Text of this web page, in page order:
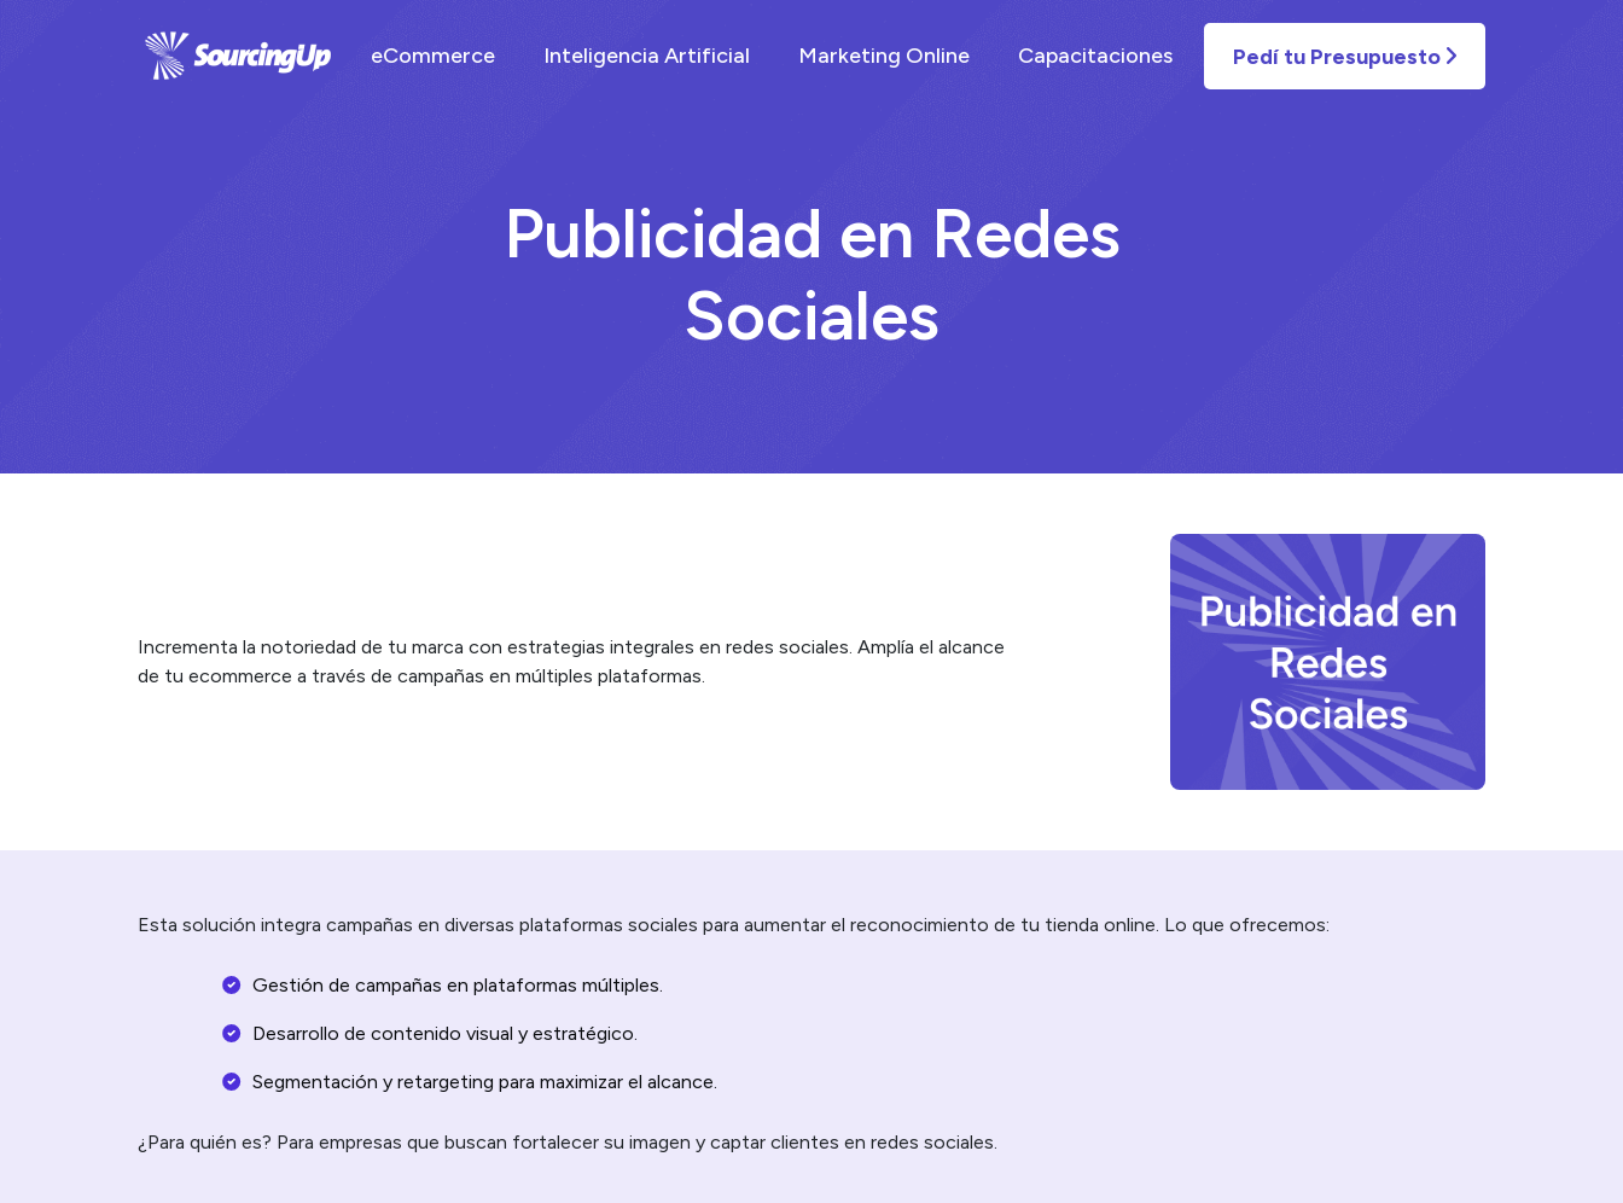
eCommerce Inteligencia Artificial Marketing Online Capacitaciones Pedí tu Presupuesto
Publicidad en Redes
Sociales
Incrementa la notoriedad de tu marca con estrategias integrales en redes sociales. Amplía el alcance
de tu ecommerce a través de campañas en múltiples plataformas.
Esta solución integra campañas en diversas plataformas sociales para aumentar el reconocimiento de tu tienda online. Lo que ofrecemos:
Gestión de campañas en plataformas múltiples.
Desarrollo de contenido visual y estratégico.
Segmentación y retargeting para maximizar el alcance.
¿Para quién es? Para empresas que buscan fortalecer su imagen y captar clientes en redes sociales.